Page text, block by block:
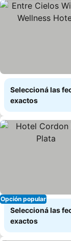
Seleccioná las
exactos
Opción popular
Seleccioná las
exactos